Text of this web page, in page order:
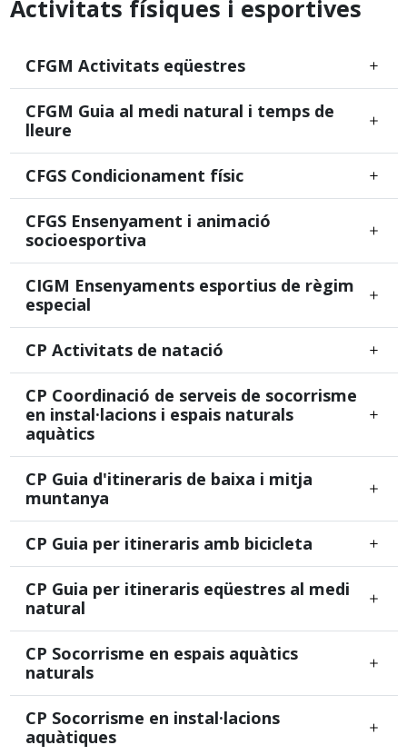
Activitats físiques i esportives
CFGM Activitats eqüestres
CFGM Guia al medi natural i temps de
lleure
CFGS Condicionament físic
CFGS Ensenyament i animació
socioesportiva
CIGM Ensenyaments esportius de règim
especial
CP Activitats de natació
CP Coordinació de serveis de socorrisme
en instal·lacions i espais naturals
aquàtics
CP Guia d'itineraris de baixa i mitja
muntanya
CP Guia per itineraris amb bicicleta
CP Guia per itineraris eqüestres al medi
natural
CP Socorrisme en espais aquàtics
naturals
CP Socorrisme en instal·lacions
aquàtiques